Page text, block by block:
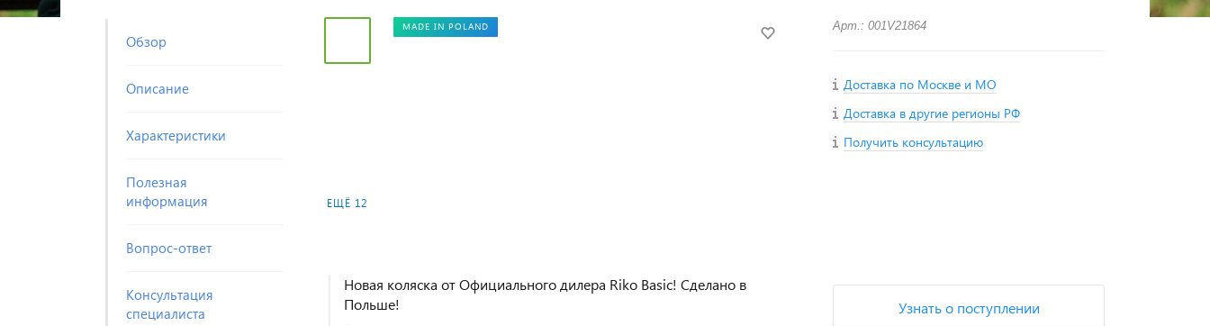
Обзор
Описание
Характеристики
Полезная
информация
Вопрос-ответ
Консультация
специалиста
ЕЩЁ 12
MADE IN POLAND
Новая коляска от Официального дилера Riko Basic! Сделано в
Польше!
Арт.: 001V21864
Доставка по Москве и МО
Доставка в другие регионы РФ
Получить консультацию
Узнать о поступлении